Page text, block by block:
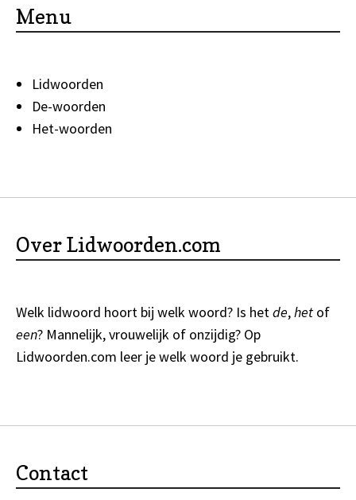
Menu
Lidwoorden
De-woorden
Het-woorden
Over Lidwoorden.com
Welk lidwoord hoort bij welk woord? Is hetde,het of
een? Mannelijk, vrouwelijk of onzijdig? Op
Lidwoorden.com leer je welk woord je gebruikt.
Contact